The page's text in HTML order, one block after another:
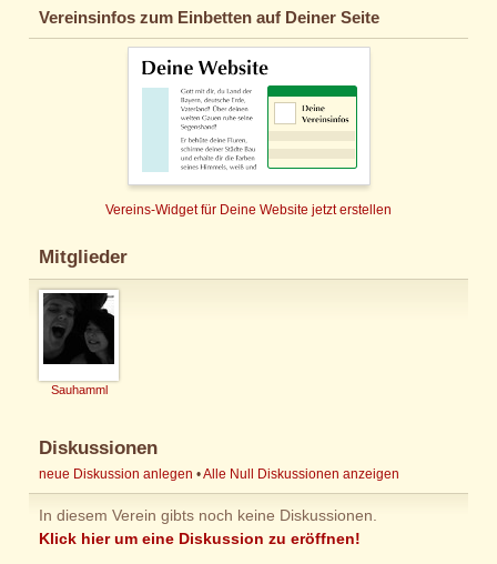
Vereinsinfos zum Einbetten auf Deiner Seite
Vereins-Widget für Deine Website jetzt erstellen
Mitglieder
Sauhamml
Diskussionen
neue Diskussion anlegen •Alle Null Diskussionen anzeigen
In diesem Verein gibts noch keine Diskussionen.
Klick hier um eine Diskussion zu eröffnen!